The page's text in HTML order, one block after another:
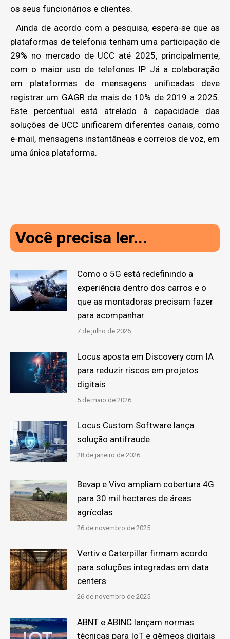
os seus funcionários e clientes.
Ainda de acordo com a pesquisa, espera-se que as
plataformas de telefonia tenham uma participação de
29% no mercado de UCC até 2025, principalmente,
com o maior uso de telefones IP. Já a colaboração
em plataformas de mensagens unificadas deve
registrar um GAGR de mais de 10% de 2019 a 2025.
Este percentual está atrelado à capacidade das
soluções de UCC unificarem diferentes canais, como
e-mail, mensagens instantâneas e correios de voz, em
uma única plataforma.
Você precisa ler...
Como o 5G está redefinindo a
experiência dentro dos carros e o
que as montadoras precisam fazer
para acompanhar
7 de julho de 2026
Locus aposta em Discovery com IA
para reduzir riscos em projetos
digitais
5 de maio de 2026
Locus Custom Software lança
solução antifraude
28 de janeiro de 2026
Bevap e Vivo ampliam cobertura 4G
para 30 mil hectares de áreas
agrícolas
26 de novembro de 2025
Vertiv e Caterpillar firmam acordo
para soluções integradas em data
centers
26 de novembro de 2025
ABNT e ABINC lançam normas
técnicas para IoT e gêmeos digitais